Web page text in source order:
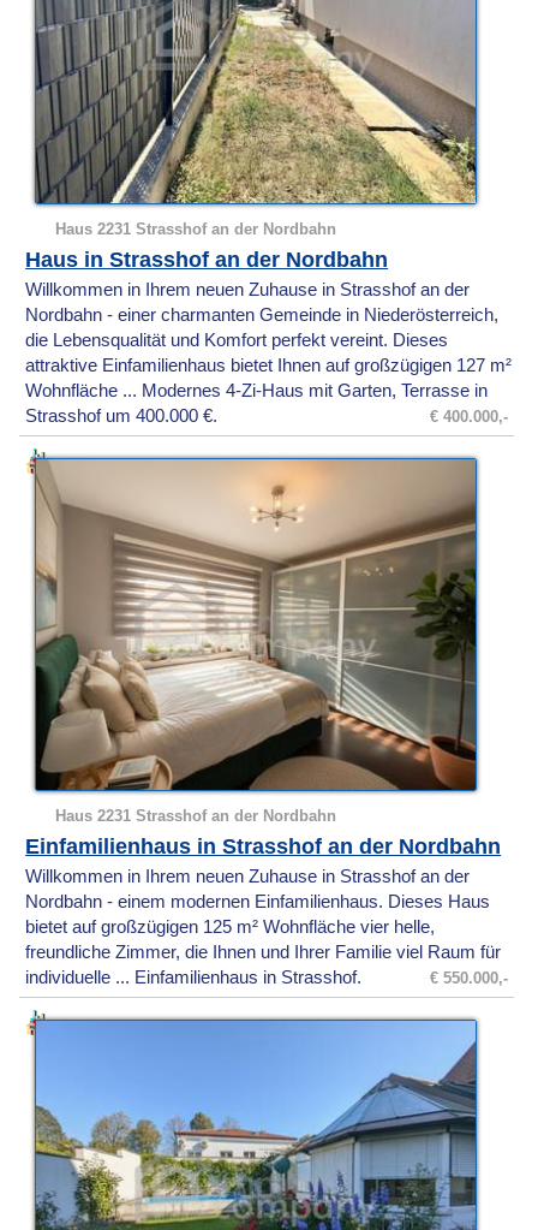
Haus 2231 Strasshof an der Nordbahn
Haus in Strasshof an der Nordbahn
Willkommen in Ihrem neuen Zuhause in Strasshof an der
Nordbahn - einer charmanten Gemeinde in Niederösterreich,
die Lebensqualität und Komfort perfekt vereint. Dieses
attraktive Einfamilienhaus bietet Ihnen auf großzügigen 127 m²
Wohnfläche ... Modernes 4-Zi-Haus mit Garten, Terrasse in
Strasshof um 400.000 €.
€ 400.000,-
Haus 2231 Strasshof an der Nordbahn
Einfamilienhaus in Strasshof an der Nordbahn
Willkommen in Ihrem neuen Zuhause in Strasshof an der
Nordbahn - einem modernen Einfamilienhaus. Dieses Haus
bietet auf großzügigen 125 m² Wohnfläche vier helle,
freundliche Zimmer, die Ihnen und Ihrer Familie viel Raum für
individuelle ... Einfamilienhaus in Strasshof.
€ 550.000,-